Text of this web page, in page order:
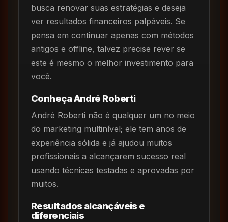
busca renovar suas estratégias e deseja
ver resultados financeiros palpáveis. Se
pensa em continuar apenas com métodos
antigos e offline, talvez precise rever se
este é mesmo o melhor investimento para
você.
Conheça André Roberti
André Roberti não é qualquer um no meio
do marketing multinível; ele tem anos de
experiência sólida e já ajudou muitos
profissionais a alcançarem sucesso real
usando técnicas testadas e aprovadas por
muitos.
Resultados alcançáveis e
diferenciais